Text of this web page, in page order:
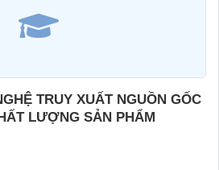
TRUY XUẤT NGUỒN GỐC
LƯỢNG SẢN PHẨM